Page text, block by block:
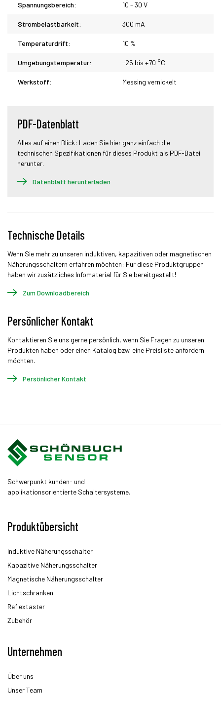
Spannungsbereich: 10 - 30 V
Strombelastbarkeit: 300 mA
Temperaturdrift: 10 %
Umgebungstemperatur: -25 bis +70 °C
Werkstoff: Messing vernickelt
PDF-Datenblatt
Alles auf einen Blick: Laden Sie hier ganz einfach die
technischen Spezifikationen für dieses Produkt als PDF-Datei
herunter.
Datenblatt herunterladen
Technische Details
Wenn Sie mehr zu unseren induktiven, kapazitiven oder magnetischen
Näherungsschaltern erfahren möchten: Für diese Produktgruppen
haben wir zusätzliches Infomaterial für Sie bereitgestellt!
Zum Downloadbereich
Persönlicher Kontakt
Kontaktieren Sie uns gerne persönlich, wenn Sie Fragen zu unseren
Produkten haben oder einen Katalog bzw. eine Preisliste anfordern
möchten.
Persönlicher Kontakt
Schwerpunkt kunden- und
applikationsorientierte Schaltersysteme.
Produktübersicht
Induktive Näherungsschalter
Kapazitive Näherungsschalter
Magnetische Näherungsschalter
Lichtschranken
Reflextaster
Zubehör
Unternehmen
Über uns
Unser Team